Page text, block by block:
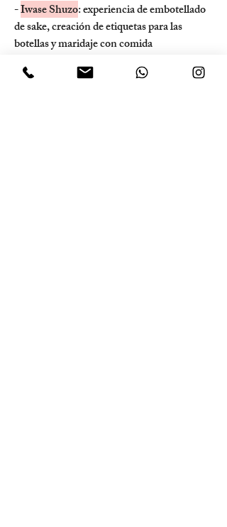
- Iwase Shuzo: experiencia de embotellado
de sake, creación de etiquetas para las
botellas y maridaje con comida
Si desean acortar, prolongar o personalizar